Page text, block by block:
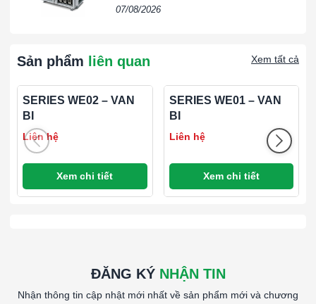
FFU & Nhà Máy
07/08/2026
Sản phẩm liên quan Xem tất cả
SERIES WE02 – VAN
BI
Liên hệ
Xem chi tiết
SERIES WE01 – VAN
BI
Liên hệ
Xem chi tiết
ĐĂNG KÝ NHẬN TIN
Nhận thông tin cập nhật mới nhất về sản phẩm mới và chương